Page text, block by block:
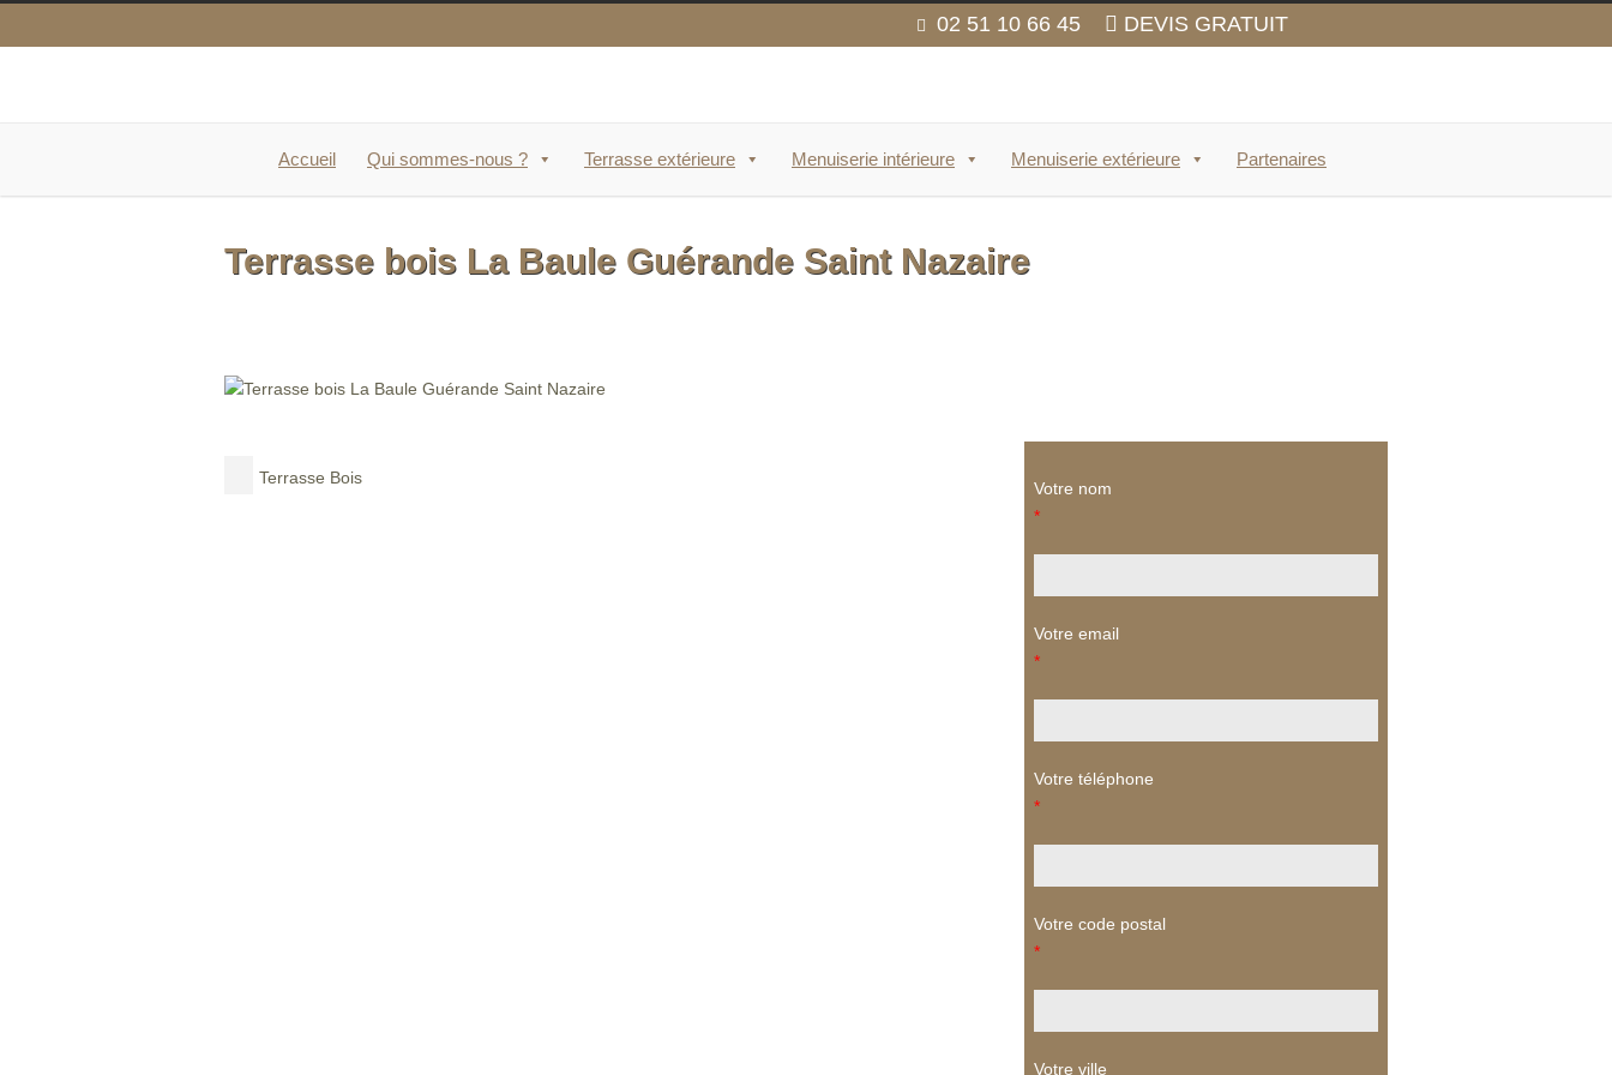
02 51 10 66 45 DEVIS GRATUIT
Accueil Qui sommes-nous ? Terrasse extérieure Menuiserie intérieure Menuiserie extérieure Partenaires
Terrasse bois La Baule Guérande Saint Nazaire
Terrasse Bois
Votre nom
*
Votre email
*
Votre téléphone
*
Votre code postal
*
Votre ville